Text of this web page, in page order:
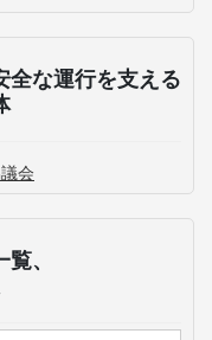
全な運行を支える
会
、